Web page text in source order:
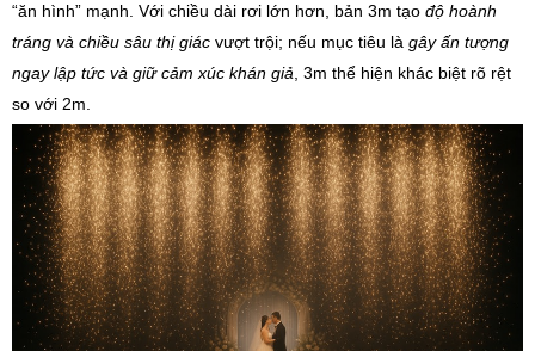
“ăn hình” mạnh. Với chiều dài rơi lớn hơn, bản 3m tạo độ hoành
tráng và chiều sâu thị giác vượt trội; nếu mục tiêu là gây ấn tượng
ngay lập tức và giữ cảm xúc khán giả , 3m thể hiện khác biệt rõ rệt
so với 2m.